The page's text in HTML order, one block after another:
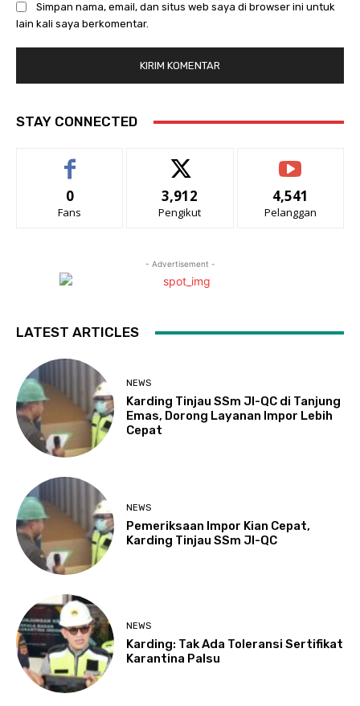
Simpan nama, email, dan situs web saya di browser ini untuk
lain kali saya berkomentar.
STAY CONNECTED
0
Fans
3,912
Pengikut
4,541
Pelanggan
- Advertisement -
LATEST ARTICLES
NEWS
Karding Tinjau SSm JI-QC di Tanjung
Emas, Dorong Layanan Impor Lebih
Cepat
NEWS
Pemeriksaan Impor Kian Cepat,
Karding Tinjau SSm JI-QC
NEWS
Karding: Tak Ada Toleransi Sertifikat
Karantina Palsu